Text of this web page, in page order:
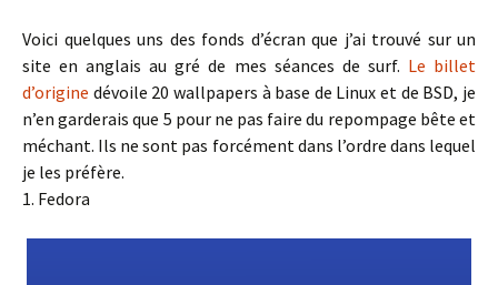
Voici quelques uns des fonds d’écran que j’ai trouvé sur un
site en anglais au gré de mes séances de surf. Le billet
d’origine dévoile 20 wallpapers à base de Linux et de BSD, je
n’en garderais que 5 pour ne pas faire du repompage bête et
méchant. Ils ne sont pas forcément dans l’ordre dans lequel
je les préfère.
1. Fedora